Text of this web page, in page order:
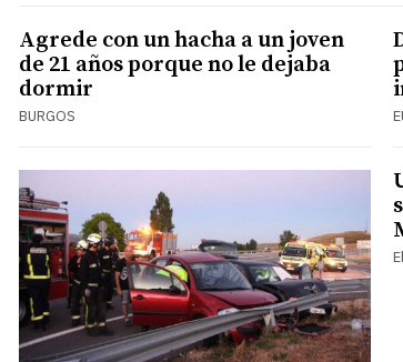
Agrede con un hacha a un joven
de 21 años porque no le dejaba
dormir
BURGOS